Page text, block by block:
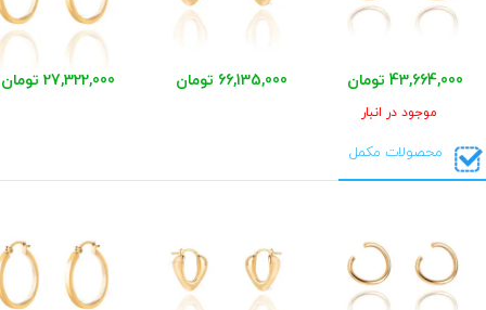
43,664,000 تومان
موجود در انبار
66,135,000 تومان 27,322,000 تومان
محصولات مکمل